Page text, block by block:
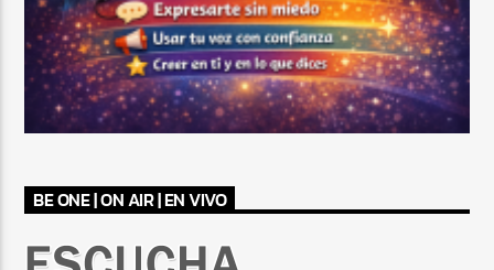
BE ONE | ON AIR | EN VIVO